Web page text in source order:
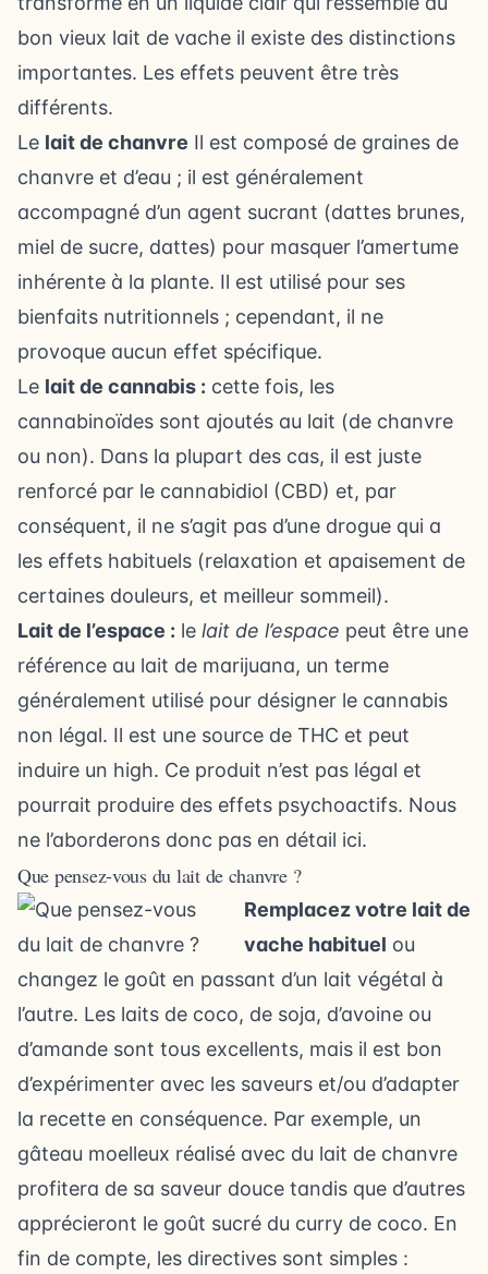
bon vieux lait de vache il existe des distinctions
importantes. Les effets peuvent être très
différents.
Le lait de chanvre Il est composé de graines de
chanvre et d’eau ; il est généralement
accompagné d’un agent sucrant (dattes brunes,
miel de sucre, dattes) pour masquer l’amertume
inhérente à la plante. Il est utilisé pour ses
bienfaits nutritionnels ; cependant, il ne
provoque aucun effet spécifique.
Le lait de cannabis : cette fois, les
cannabinoïdes sont ajoutés au lait (de chanvre
ou non). Dans la plupart des cas, il est juste
renforcé par le cannabidiol (CBD) et, par
conséquent, il ne s’agit pas d’une drogue qui a
les effets habituels (relaxation et apaisement de
certaines douleurs, et meilleur sommeil).
Lait de l’espace : le lait de l’espace peut être une
référence au lait de marijuana, un terme
généralement utilisé pour désigner le cannabis
non légal. Il est une source de THC et peut
induire un high. Ce produit n’est pas légal et
pourrait produire des effets psychoactifs. Nous
ne l’aborderons donc pas en détail ici.
Que pensez-vous du lait de chanvre ?
Remplacez votre lait de
vache habituel ou
changez le goût en passant d’un lait végétal à
l’autre. Les laits de coco, de soja, d’avoine ou
d’amande sont tous excellents, mais il est bon
d’expérimenter avec les saveurs et/ou d’adapter
la recette en conséquence. Par exemple, un
gâteau moelleux réalisé avec du lait de chanvre
profitera de sa saveur douce tandis que d’autres
apprécieront le goût sucré du curry de coco. En
fin de compte, les directives sont simples :